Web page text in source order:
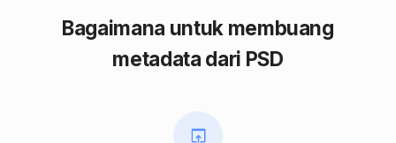
Bagaimana untuk membuang
metadata dari PSD